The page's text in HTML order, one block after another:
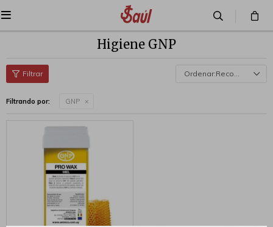

Higiene GNP
Recomendados
Filtrando por: GNP